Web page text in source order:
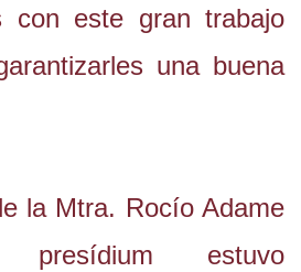
con este gran trabajo
una buena
la Mtra. Rocío Adame
estuvo